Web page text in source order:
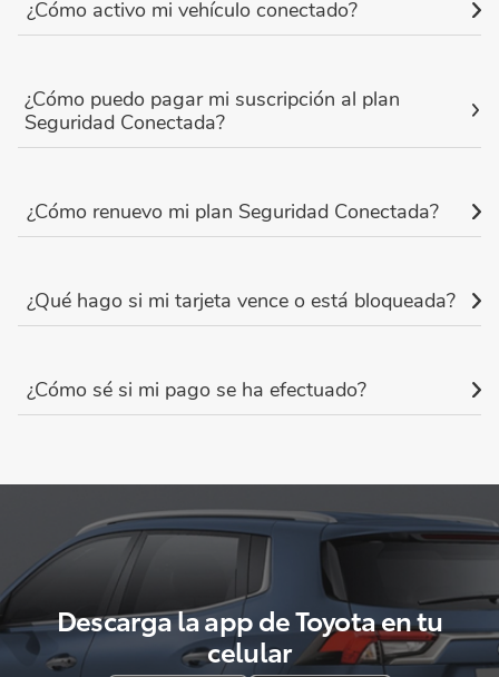
¿Cómo activo mi vehículo conectado?
¿Cómo puedo pagar mi suscripción al plan
Seguridad Conectada?
¿Cómo renuevo mi plan Seguridad Conectada?
¿Qué hago si mi tarjeta vence o está bloqueada?
¿Cómo sé si mi pago se ha efectuado?
Descarga la app de Toyota en tu
celular